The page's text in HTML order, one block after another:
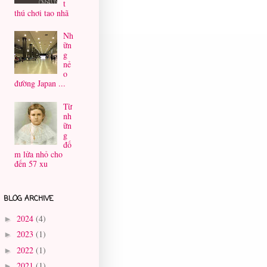
t
thú chơi tao nhã
Nh
ữn
g
nẻ
o
đường Japan ...
Từ
nh
ữn
g
đố
m lửa nhỏ cho
đến 57 xu
BLOG ARCHIVE
► 2024 (4)
► 2023 (1)
► 2022 (1)